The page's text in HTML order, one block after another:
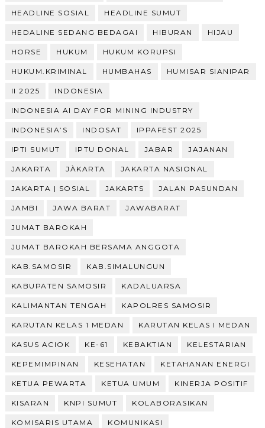
HEADLINE SOSIAL HEADLINE SUMUT
HEDALINE SEDANG BEDAGAI HIBURAN HIJAU
HORSE HUKUM HUKUM KORUPSI
HUKUM.KRIMINAL HUMBAHAS HUMISAR SIANIPAR
II 2025 INDONESIA
INDONESIA AI DAY FOR MINING INDUSTRY
INDONESIA’S INDOSAT IPPAFEST 2025
IPTI SUMUT IPTU DONAL JABAR JAJANAN
JAKARTA JÀKARTA JAKARTA NASIONAL
JAKARTA | SOSIAL JAKARTS JALAN PASUNDAN
JAMBI JAWA BARAT JAWABARAT
JUMAT BAROKAH
JUMAT BAROKAH BERSAMA ANGGOTA
KAB.SAMOSIR KAB.SIMALUNGUN
KABUPATEN SAMOSIR KADALUARSA
KALIMANTAN TENGAH KAPOLRES SAMOSIR
KARUTAN KELAS 1 MEDAN KARUTAN KELAS I MEDAN
KASUS ACIOK KE-61 KEBAKTIAN KELESTARIAN
KEPEMIMPINAN KESEHATAN KETAHANAN ENERGI
KETUA PEWARTA KETUA UMUM KINERJA POSITIF
KISARAN KNPI SUMUT KOLABORASIKAN
KOMISARIS UTAMA KOMUNIKASI